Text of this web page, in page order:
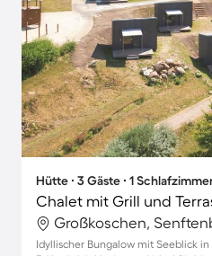
Hütte ∙ 3 Gäste ∙ 1
Chalet mit Grill und
Großkoschen,
Idyllischer Bungalow mit Seeblick